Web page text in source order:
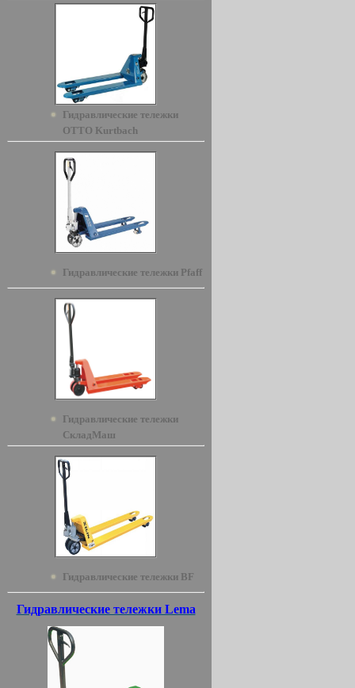
Гидравлические тележки
OTTO Kurtbach
Гидравлические тележки Pfaff
Гидравлические тележки
СкладМаш
Гидравлические тележки BF
Гидравлические тележки Lema